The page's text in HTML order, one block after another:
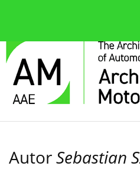
AutorSebastian